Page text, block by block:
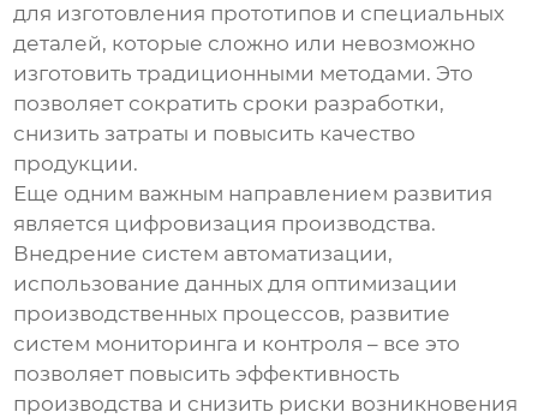
для изготовления прототипов и специальных
деталей, которые сложно или невозможно
изготовить традиционными методами. Это
позволяет сократить сроки разработки,
снизить затраты и повысить качество
продукции.
Еще одним важным направлением развития
является цифровизация производства.
Внедрение систем автоматизации,
использование данных для оптимизации
производственных процессов, развитие
систем мониторинга и контроля – все это
позволяет повысить эффективность
производства и снизить риски возникновения